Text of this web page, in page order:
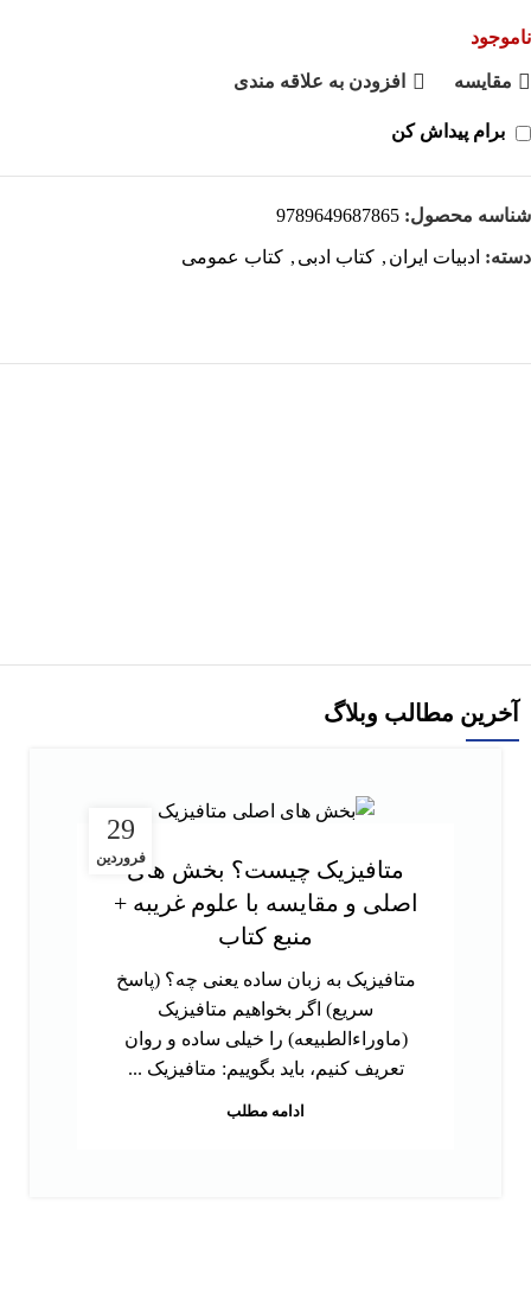
ناموجود
مقايسه افزودن به علاقه مندی
برام پیداش کن
شناسه محصول: 9789649687865
دسته: ادبیات ایران , کتاب ادبی , کتاب عمومی
آخرین مطالب وبلاگ
29
فروردینمتافیزیک چیست؟ بخش های
اصلی و مقایسه با علوم غریبه +
منبع کتاب
متافیزیک به زبان ساده یعنی چه؟ (پاسخ
سریع) اگر بخواهیم متافیزیک
(ماوراءالطبیعه) را خیلی ساده و روان
تعریف کنیم، باید بگوییم: متافیزیک ...
ادامه مطلب